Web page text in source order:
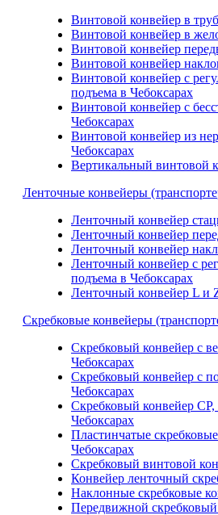
Винтовой конвейер в
Винтовой конвейер в
Винтовой конвейер
Винтовой конвейер
Винтовой конвейер с
подъема в Чебоксарах
Винтовой конвейер с
Чебоксарах
Винтовой конвейер из
Чебоксарах
Вертикальный винтовой
Ленточные конвейеры
Ленточный конвейер
Ленточный конвейер
Ленточный конвейер
Ленточный конвейер с
подъема в Чебоксарах
Ленточный конвейер L и
Скребковые конвейеры
Скребковый конвейер с
Чебоксарах
Скребковый конвейер с
Чебоксарах
Скребковый конвейер
Чебоксарах
Пластинчатые
Чебоксарах
Скребковый винтовой
Конвейер ленточный
Наклонные скребковые
Передвижной скребковый